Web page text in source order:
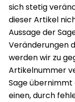
sich stetig
dieser Artikel
Aussage der
Veränderungen
werden wir zu
Artikelnummer
Sage
einen, durch